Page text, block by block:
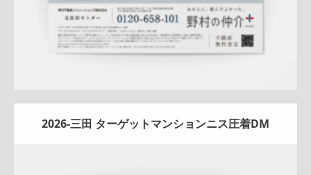
2026-三田 ターゲットマンションニス圧着DM